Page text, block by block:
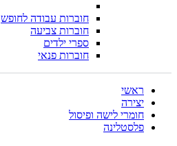
חוברות עבודה לחופש
חוברות צביעה
ספרי ילדים
חוברות פנאי
ראשי
יצירה
חומרי לישה ופיסול
פלסטלינה